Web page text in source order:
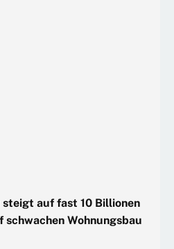
auf fast 10 Billionen
schwachen Wohnungsbau